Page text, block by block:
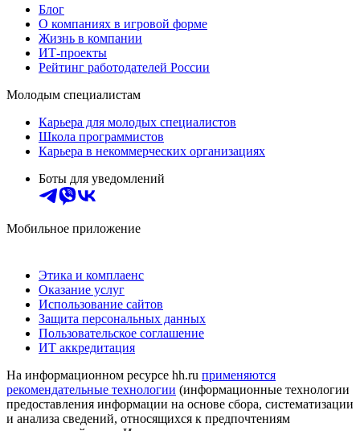
Блог
О компаниях в игровой форме
Жизнь в компании
ИТ-проекты
Рейтинг работодателей России
Молодым специалистам
Карьера для молодых специалистов
Школа программистов
Карьера в некоммерческих организациях
Боты для уведомлений
Мобильное приложение
Этика и комплаенс
Оказание услуг
Использование сайтов
Защита персональных данных
Пользовательское соглашение
ИТ аккредитация
На информационном ресурсе hh.ru применяются
рекомендательные технологии (информационные технологии
предоставления информации на основе сбора, систематизации
и анализа сведений, относящихся к предпочтениям